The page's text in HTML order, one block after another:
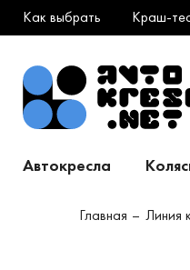
Как выбрать Краш-
Автокресла
Главная Линия